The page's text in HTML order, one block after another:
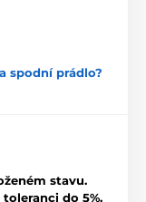
spodní prádlo?
stavu.
do 5%.